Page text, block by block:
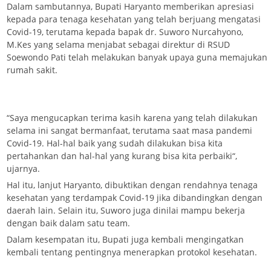
Dalam sambutannya, Bupati Haryanto memberikan apresiasi
kepada para tenaga kesehatan yang telah berjuang mengatasi
Covid-19, terutama kepada bapak dr. Suworo Nurcahyono,
M.Kes yang selama menjabat sebagai direktur di RSUD
Soewondo Pati telah melakukan banyak upaya guna memajukan
rumah sakit.
“Saya mengucapkan terima kasih karena yang telah dilakukan
selama ini sangat bermanfaat, terutama saat masa pandemi
Covid-19. Hal-hal baik yang sudah dilakukan bisa kita
pertahankan dan hal-hal yang kurang bisa kita perbaiki“,
ujarnya.
Hal itu, lanjut Haryanto, dibuktikan dengan rendahnya tenaga
kesehatan yang terdampak Covid-19 jika dibandingkan dengan
daerah lain. Selain itu, Suworo juga dinilai mampu bekerja
dengan baik dalam satu team.
Dalam kesempatan itu, Bupati juga kembali mengingatkan
kembali tentang pentingnya menerapkan protokol kesehatan.